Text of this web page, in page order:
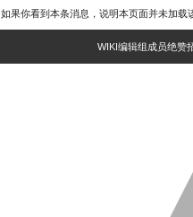
如果你看到本条消息，说明本页面并未加载
WIKI编辑组成员绝赞